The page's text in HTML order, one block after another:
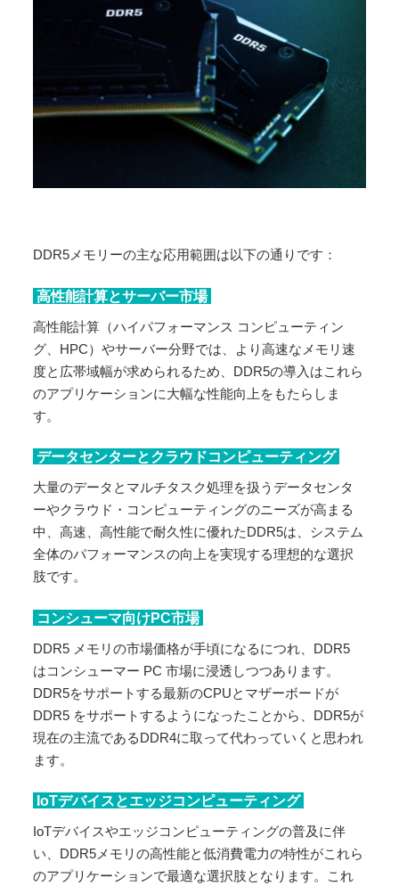
DDR5メモリーの主な応用範囲は以下の通りです：
高性能計算とサーバー市場
高性能計算（ハイパフォーマンス コンピューティン
グ、HPC）やサーバー分野では、より高速なメモリ速
度と広帯域幅が求められるため、DDR5の導入はこれら
のアプリケーションに大幅な性能向上をもたらしま
す。
データセンターとクラウドコンピューティング
大量のデータとマルチタスク処理を扱うデータセンタ
ーやクラウド・コンピューティングのニーズが高まる
中、高速、高性能で耐久性に優れたDDR5は、システム
全体のパフォーマンスの向上を実現する理想的な選択
肢です。
コンシューマ向けPC市場
DDR5 メモリの市場価格が手頃になるにつれ、DDR5
はコンシューマー PC 市場に浸透しつつあります。
DDR5をサポートする最新のCPUとマザーボードが
DDR5 をサポートするようになったことから、DDR5が
現在の主流であるDDR4に取って代わっていくと思われ
ます。
IoTデバイスとエッジコンピューティング
IoTデバイスやエッジコンピューティングの普及に伴
い、DDR5メモリの高性能と低消費電力の特性がこれら
のアプリケーションで最適な選択肢となります。これ